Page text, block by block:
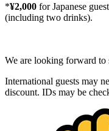
*¥2,000 for Japanese
(including two drinks).
We are looking forward to
International guests may
discount. IDs may be